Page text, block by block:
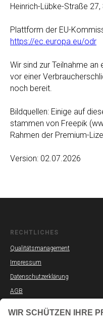
Heinrich-Lübke-Straße
Plattform der EU-
https://ec.europa.eu/odr
Wir sind zur Teilnahme
vor einer
noch bereit.
Bildquellen: Einige auf
stammen von Freepik
Rahmen der Premium-
Version: 02.07.2026
RECHTLICHES
Qualitätsmanagement
Impressum
Datenschutzerklärung
AGB